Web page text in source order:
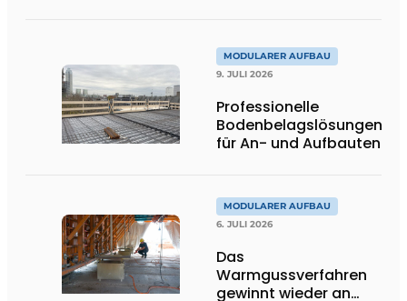
MODULARER AUFBAU
9. JULI 2026
Professionelle
Bodenbelagslösungen
für An- und Aufbauten
MODULARER AUFBAU
6. JULI 2026
Das
Warmgussverfahren
gewinnt wieder an